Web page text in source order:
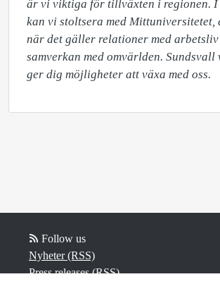
är vi viktiga för tillväxten i regionen. I
kan vi stoltsera med Mittuniversitetet,
när det gäller relationer med arbetsliv
samverkan med omvärlden. Sundsvall
ger dig möjligheter att växa med oss.
Follow us
Nyheter (RSS)
Press releases (RSS)